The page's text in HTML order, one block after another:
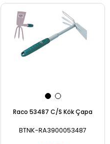
Sepete Ekle
Raco 53487 C/S Kök Çapa
BTNK-RA3900053487